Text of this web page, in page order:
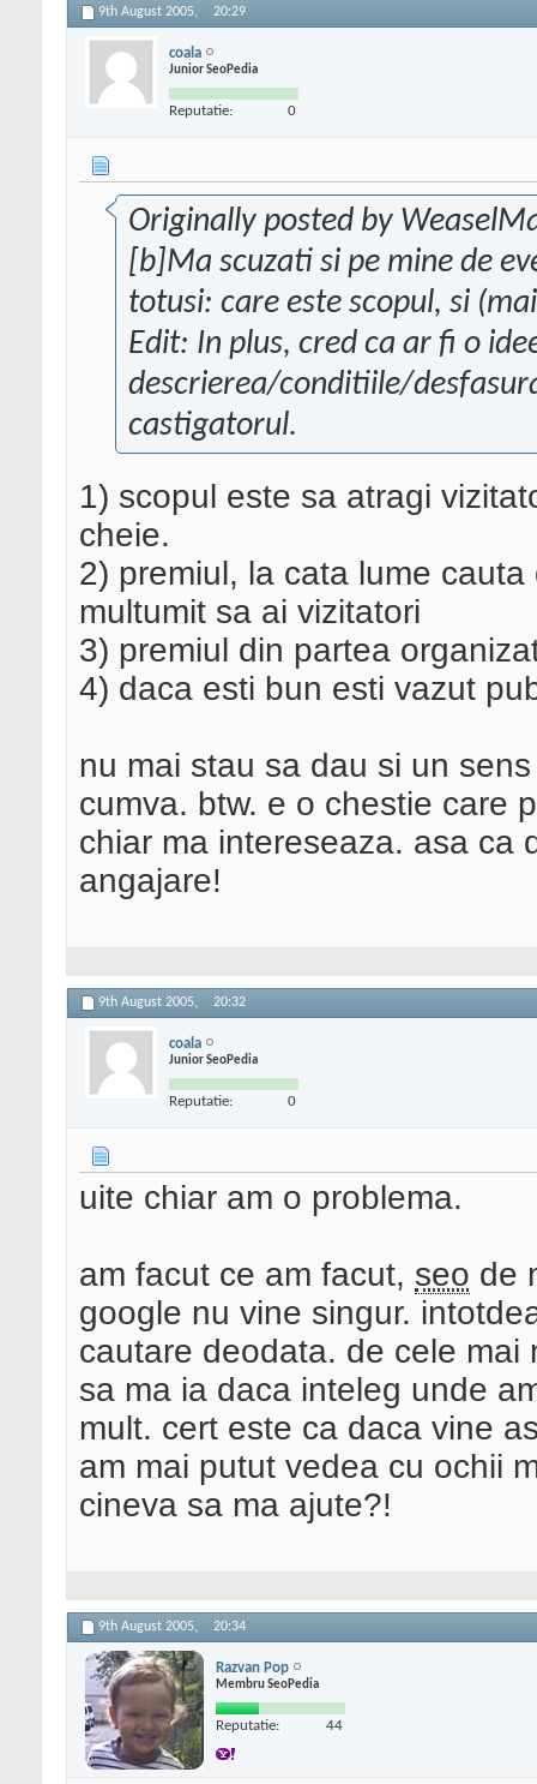
9th August 2005, 20:29
coala
Junior SeoPedia
Reputatie: 0
Originally posted by
[b]Ma scuzati si pe mine de
totusi: care este scopul, si
Edit: In plus, cred ca ar fi o
descrierea/conditiile/
castigatorul.
1) scopul este sa atragi
cheie.
2) premiul, la cata lume
multumit sa ai vizitatori
3) premiul din partea
4) daca esti bun esti vazut
nu mai stau sa dau si un
cumva. btw. e o chestie care
chiar ma intereseaza. asa ca
angajare!
9th August 2005, 20:32
coala
Junior SeoPedia
Reputatie: 0
uite chiar am o problema.
am facut ce am facut, seo de
google nu vine singur.
cautare deodata. de cele mai
sa ma ia daca inteleg unde
mult. cert este ca daca vine
am mai putut vedea cu ochii
cineva sa ma ajute?!
9th August 2005, 20:34
Razvan Pop
Membru SeoPedia
Reputatie: 44